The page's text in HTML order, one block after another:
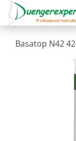
Basatop N42